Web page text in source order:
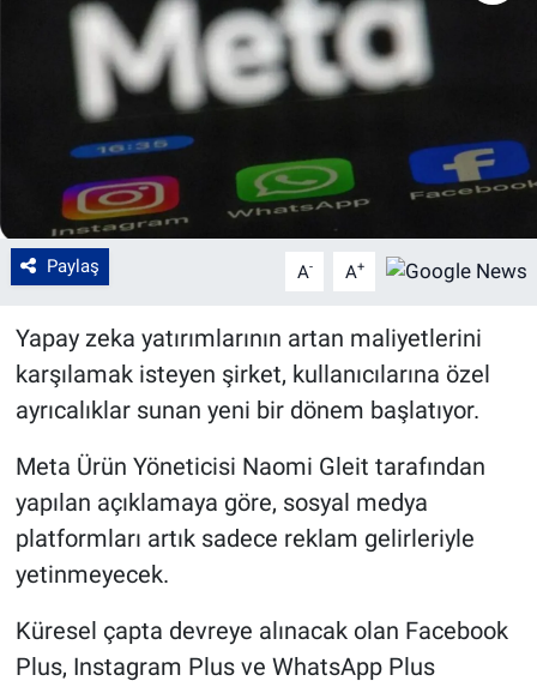
Paylaş A- A+
Yapay zeka yatırımlarının artan maliyetlerini
karşılamak isteyen şirket, kullanıcılarına özel
ayrıcalıklar sunan yeni bir dönem başlatıyor.
Meta Ürün Yöneticisi Naomi Gleit tarafından
yapılan açıklamaya göre, sosyal medya
platformları artık sadece reklam gelirleriyle
yetinmeyecek.
Küresel çapta devreye alınacak olan Facebook
Plus, Instagram Plus ve WhatsApp Plus